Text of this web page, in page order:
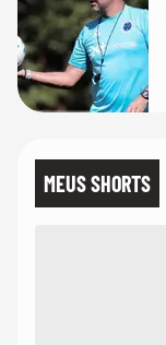
MEUS SHORTS